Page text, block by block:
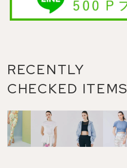
RECENTLY
CHECKED ITEMS